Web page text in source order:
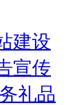
建设
宣传
礼品